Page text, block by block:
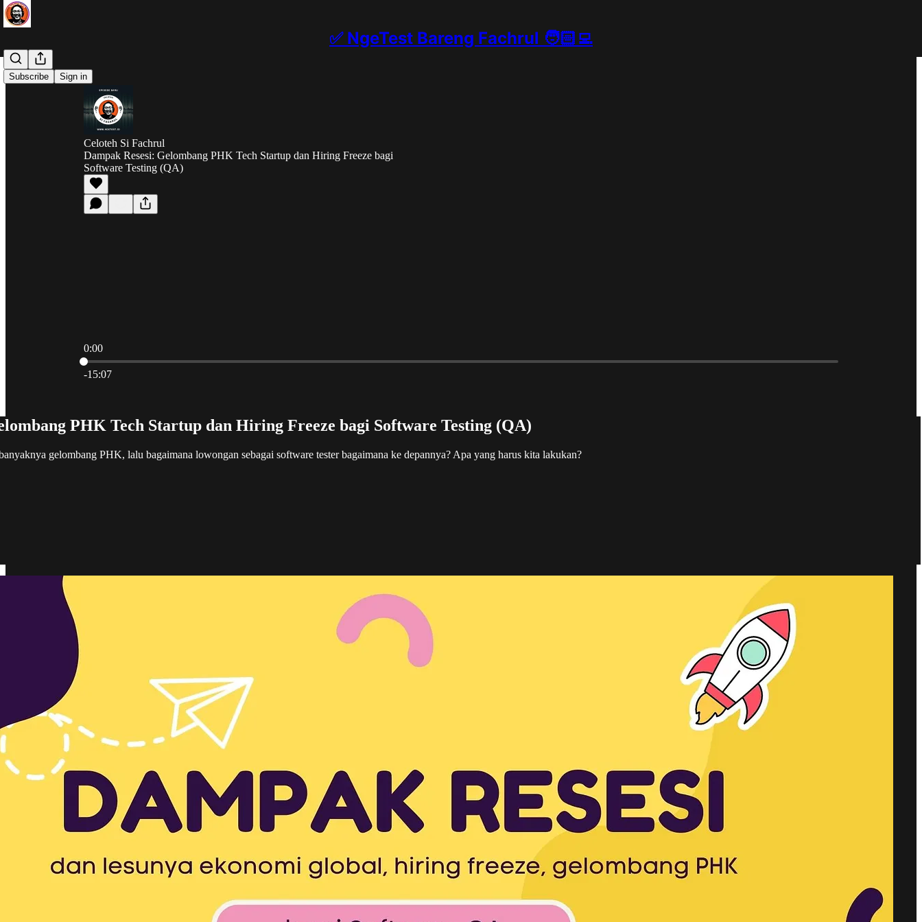
✅ NgeTest Bareng Fachrul 🧑🏻‍💻
Subscribe Sign in
Celoteh Si Fachrul
Dampak Resesi: Gelombang PHK Tech Startup dan Hiring Freeze bagi
Software Testing (QA)
0:00
Current time: 0:00 / Total time: -15:07
-15:07
PHK Tech Startup dan Hiring Freeze bagi Software Testing (QA)
gelombang PHK, lalu bagaimana lowongan sebagai software tester bagaimana ke depannya? Apa yang harus kita lakukan?